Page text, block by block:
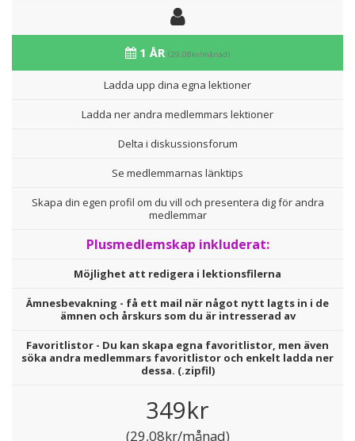
1 ÅR (29,08kr/månad)
Ladda upp dina egna lektioner
Ladda ner andra medlemmars lektioner
Delta i diskussionsforum
Se medlemmarnas länktips
Skapa din egen profil om du vill och presentera dig för andra
medlemmar
Plusmedlemskap inkluderat:
Möjlighet att redigera i lektionsfilerna
Ämnesbevakning - få ett mail när något nytt lagts in i de
ämnen och årskurs som du är intresserad av
Favoritlistor - Du kan skapa egna favoritlistor, men även
söka andra medlemmars favoritlistor och enkelt ladda ner
dessa. (.zipfil)
349kr
(29,08kr/månad)